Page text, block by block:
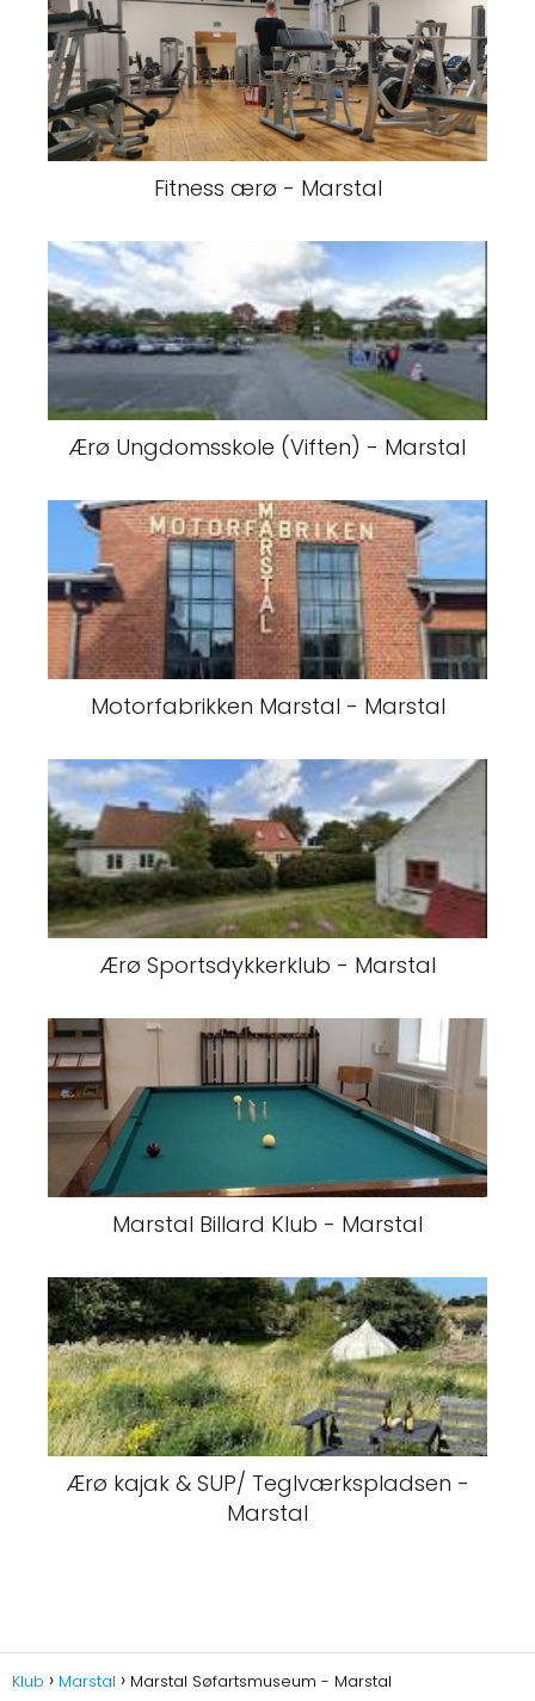
Fitness ærø - Marstal
Ærø Ungdomsskole (Viften) - Marstal
Motorfabrikken Marstal - Marstal
Ærø Sportsdykkerklub - Marstal
Marstal Billard Klub - Marstal
Ærø kajak & SUP/ Teglværkspladsen -
Marstal
Klub Marstal Marstal Søfartsmuseum - Marstal